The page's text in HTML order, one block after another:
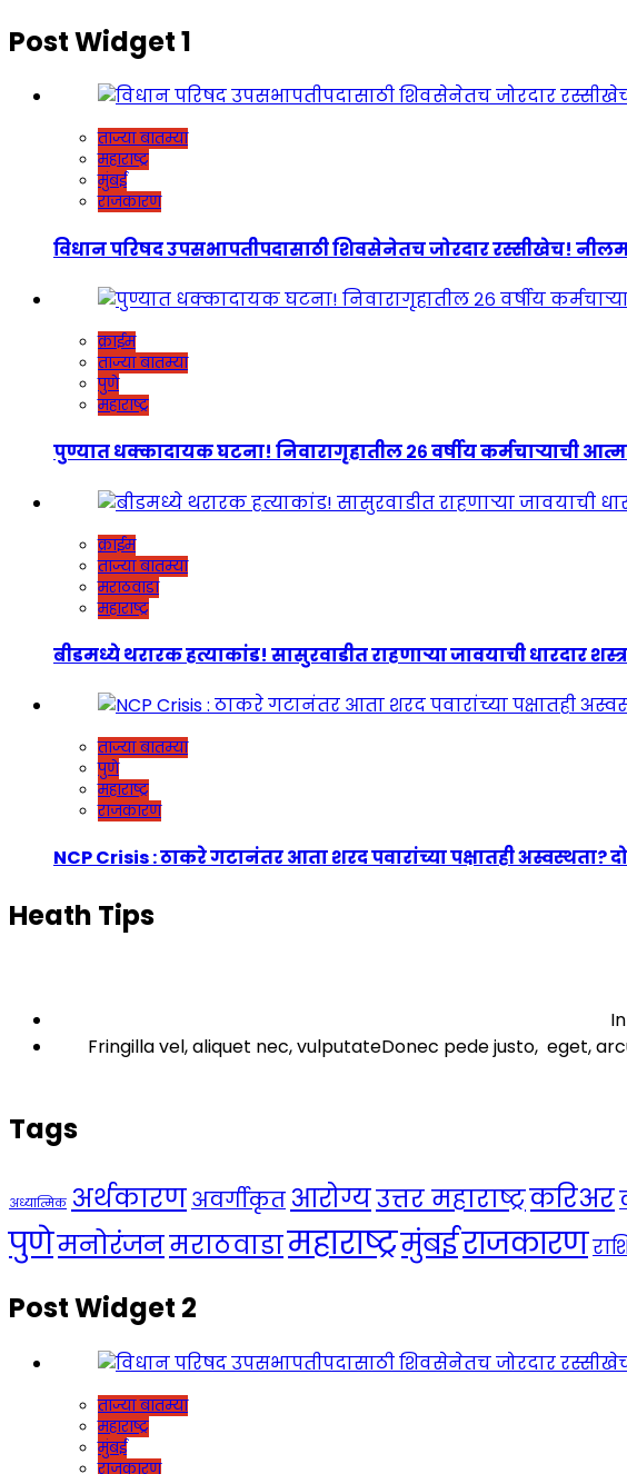
Post Widget 1
ताज्या बातम्या
महाराष्ट्र
मुंबई
राजकारण
विधान परिषद उपसभापतीपदासाठी शिवसेनेतच जोरदार रस्सीखेच! नीलम
क्राईम
ताज्या बातम्या
पुणे
महाराष्ट्र
पुण्यात धक्कादायक घटना! निवारागृहातील २६ वर्षीय कर्मचाऱ्याची
क्राईम
ताज्या बातम्या
मराठवाडा
महाराष्ट्र
बीडमध्ये थरारक हत्याकांड! सासुरवाडीत राहणाऱ्या जावयाची धारदार
ताज्या बातम्या
पुणे
महाराष्ट्र
राजकारण
NCP Crisis : ठाकरे गटानंतर आता शरद पवारांच्या पक्षातही
Heath Tips
Fringilla vel, aliquet nec, vulputateDonec pede justo, eget,
Tags
अध्यात्मिक अर्थकारणअवर्गीकृत आरोग्यउत्तर महाराष्ट्रकरिअर
पुणेमनोरंजनमराठवाडामहाराष्ट्रमुंबईराजकारण
Post Widget 2
ताज्या बातम्या
महाराष्ट्र
मुंबई
राजकारण